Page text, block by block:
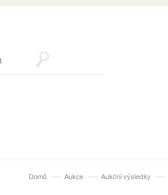
Domů Aukce Aukční výsledky